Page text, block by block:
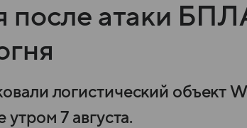
после атаки
логистический объект
утром 7 августа.